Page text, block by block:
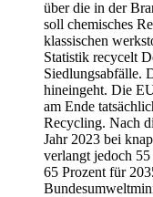
über die in der
soll chemisches
klassischen
Statistik recycelt
Siedlungsabfälle.
hineingeht. Die
am Ende
Recycling. Nach
Jahr 2023 bei
verlangt jedoch
65 Prozent für